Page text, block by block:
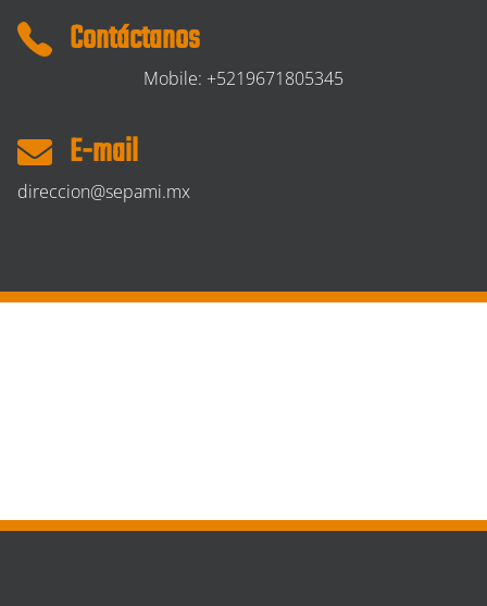
Contáctanos
Mobile: +5219671805345
E-mail
direccion@sepami.mx